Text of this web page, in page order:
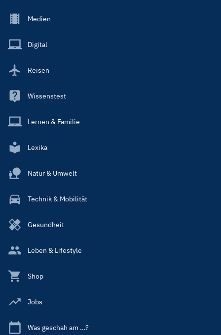
Footer
Main
Medien
Digital
Reisen
Wissenstest
Lernen & Familie
Lexika
Natur & Umwelt
Technik & Mobilität
Gesundheit
Leben & Lifestyle
Shop
Jobs
Was geschah am ...?